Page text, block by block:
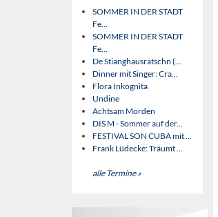
SOMMER IN DER STADT
Fe...
SOMMER IN DER STADT
Fe...
De Stianghausratschn (...
Dinner mit Singer: Cra...
Flora Inkognita
Undine
Achtsam Morden
DIS M - Sommer auf der...
FESTIVAL SON CUBA mit ...
Frank Lüdecke: Träumt ...
alle Termine »